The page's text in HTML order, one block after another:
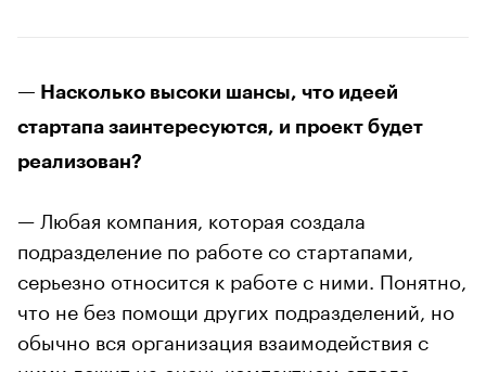
— Насколько высоки шансы, что идеей
стартапа заинтересуются, и проект будет
реализован?
— Любая компания, которая создала
подразделение по работе со стартапами,
серьезно относится к работе с ними. Понятно,
что не без помощи других подразделений, но
обычно вся организация взаимодействия с